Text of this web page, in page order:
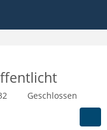
Geschlossen